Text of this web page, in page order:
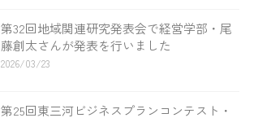
第32回地域関連研究発表会で経営学部・尾
藤創太さんが発表を行いました
2026/03/23
第25回東三河ビジネスプランコンテスト・